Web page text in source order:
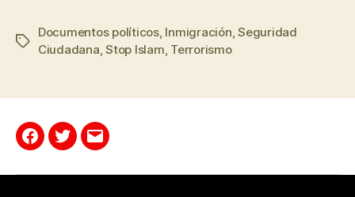
Documentos políticos, Inmigración ,Seguridad
Ciudadana ,Stop Islam Terrorismo